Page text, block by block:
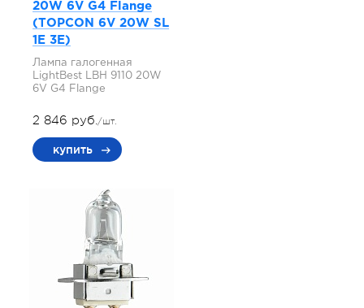
20W 6V G4 Flange
(TOPCON 6V 20W SL
1E 3E)
Лампа галогенная
LightBest LBH 9110 20W
6V G4 Flange
2 846 руб./шт.
купить